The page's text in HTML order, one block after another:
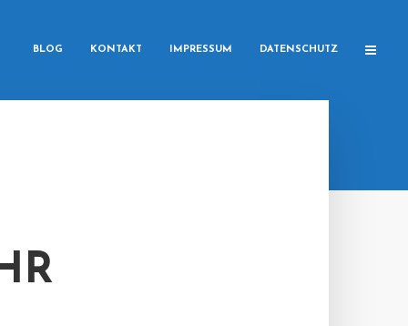
BLOG KONTAKT IMPRESSUM DATENSCHUTZ